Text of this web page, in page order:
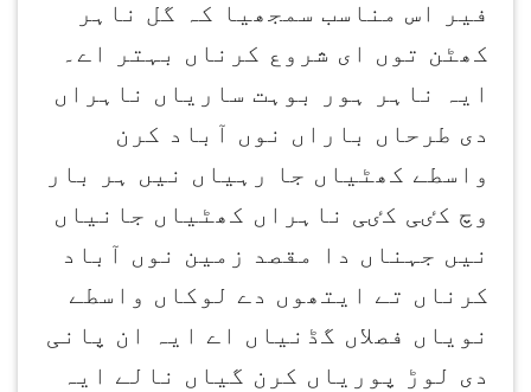
فیر اس مناسب سمجھیا کہ گل ناہر
کھٹن توں ای شروع کرناں بہتر اے۔
ایہ ناہر ہور بوہت ساریاں ناہراں
دی طرحاں باراں نوں آباد کرن
واسطے کھٹیاں جا رہیاں نیں ہر بار
وچ کٸی کٸی ناہراں کھٹیاں جانیاں
نیں جہناں دا مقصد زمین نوں آباد
کرناں تے ایتھوں دے لوکاں واسطے
نویاں فصلاں گڈنیاں اے ایہ ان پانی
دی لوڑ پوریاں کرن گیاں نالے ایہ